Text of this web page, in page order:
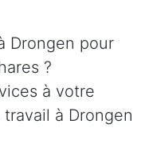
Drongen pour
?
à votre
à Drongen